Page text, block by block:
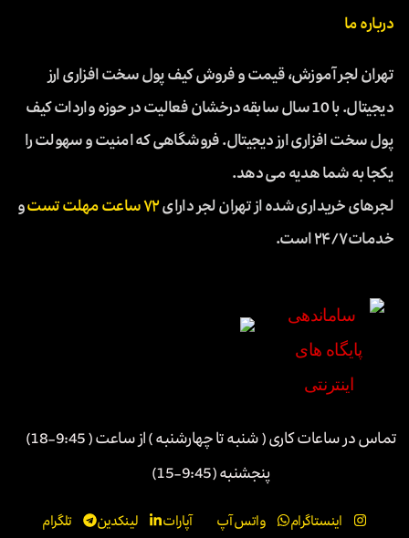
درباره ما
تهران لجر آموزش، قیمت و فروش کیف پول سخت افزاری ارز
دیجیتال. با 10 سال سابقه درخشان فعالیت در حوزه واردات کیف
پول سخت افزاری ارز دیجیتال. فروشگاهی که امنیت و سهولت را
یکجا به شما هدیه می دهد.
لجرهای خریداری شده از تهران لجر دارای۷۲ ساعت مهلت تست
و
خدمات ۲۴/۷ است.
تماس در ساعات کاری ( شنبه تا چهارشنبه ) از ساعت ( 9:45-18)
پنجشنبه (9:45-15)
اینستاگرام واتس آپ آپارات لینکدین تلگرام